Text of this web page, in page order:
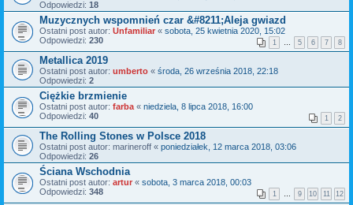
Odpowiedzi: 18
Muzycznych wspomnień czar &#8211;Aleja gwiazd
Ostatni post autor: Unfamiliar « sobota, 25 kwietnia 2020, 15:02
Odpowiedzi: 230 1 … 5 6 7 8
Metallica 2019
Ostatni post autor: umberto « środa, 26 września 2018, 22:18
Odpowiedzi: 2
Ciężkie brzmienie
Ostatni post autor: farba « niedziela, 8 lipca 2018, 16:00
Odpowiedzi: 40 1 2
The Rolling Stones w Polsce 2018
Ostatni post autor: marineroff « poniedziałek, 12 marca 2018, 03:06
Odpowiedzi: 26
Ściana Wschodnia
Ostatni post autor: artur « sobota, 3 marca 2018, 00:03
Odpowiedzi: 348 1 … 9 10 11 12